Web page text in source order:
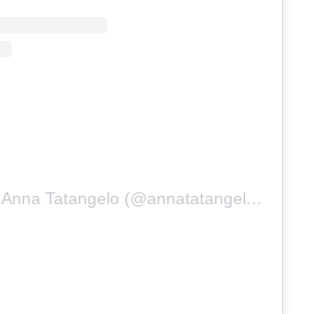
Un post condiviso da Anna Tatangelo (@annatatangeloofficial)